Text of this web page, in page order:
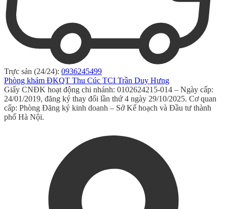
Trực sản (24/24): 0936245499
Phòng khám ĐKQT Thu Cúc TCI Trần Duy Hưng
Giấy CNĐK hoạt động chi nhánh: 0102624215-014 – Ngày cấp:
24/01/2019, đăng ký thay đổi lần thứ 4 ngày 29/10/2025. Cơ quan
cấp: Phòng Đăng ký kinh doanh – Sở Kế hoạch và Đầu tư thành
phố Hà Nội.